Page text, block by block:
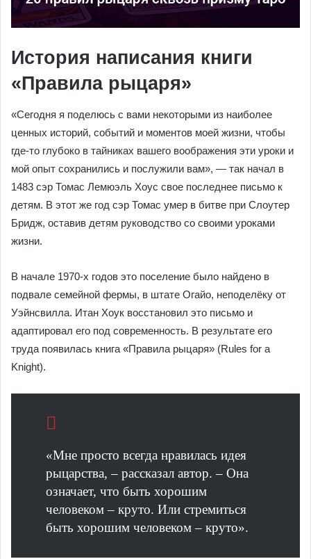
История написания книги
«Правила рыцаря»
«Сегодня я поделюсь с вами некоторыми из наиболее
ценных историй, событий и моментов моей жизни, чтобы
где-то глубоко в тайниках вашего воображения эти уроки и
мой опыт сохранились и послужили вам», — так начал в
1483 сэр Томас Лемюэль Хоус свое последнее письмо к
детям. В этот же год сэр Томас умер в битве при Слоутер
Бридж, оставив детям руководство со своими уроками
жизни.
В начале 1970-х годов это поселение было найдено в
подвале семейной фермы, в штате Огайо, неподелёку от
Уэйнсвилла. Итан Хоук восстановил это письмо и
адаптировал его под современность. В результате его
труда появилась книга «Правила рыцаря» (Rules for a
Knight).
«Мне просто всегда нравилась идея
рыцарства, – рассказал автор. – Она
означает, что быть хорошим
человеком – круто. Или стремиться
быть хорошим человеком – круто».